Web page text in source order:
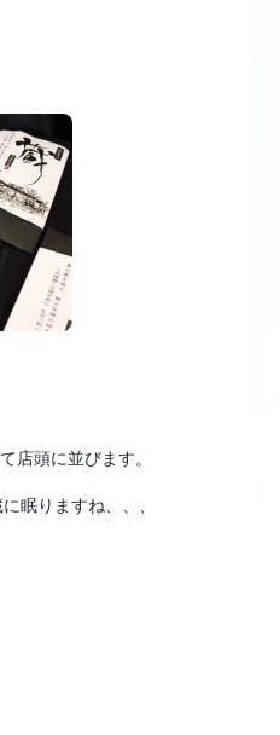
店頭に並びます。
眠りますね、、、